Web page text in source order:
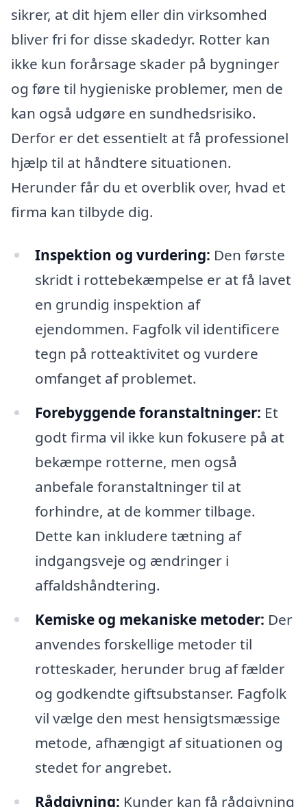
sikrer, at dit hjem eller din virksomhed
bliver fri for disse skadedyr. Rotter kan
ikke kun forårsage skader på bygninger
og føre til hygieniske problemer, men de
kan også udgøre en sundhedsrisiko.
Derfor er det essentielt at få professionel
hjælp til at håndtere situationen.
Herunder får du et overblik over, hvad et
firma kan tilbyde dig.
Inspektion og vurdering: Den første
skridt i rottebekæmpelse er at få lavet
en grundig inspektion af
ejendommen. Fagfolk vil identificere
tegn på rotteaktivitet og vurdere
omfanget af problemet.
Forebyggende foranstaltninger: Et
godt firma vil ikke kun fokusere på at
bekæmpe rotterne, men også
anbefale foranstaltninger til at
forhindre, at de kommer tilbage.
Dette kan inkludere tætning af
indgangsveje og ændringer i
affaldshåndtering.
Kemiske og mekaniske metoder: Der
anvendes forskellige metoder til
rotteskader, herunder brug af fælder
og godkendte giftsubstanser. Fagfolk
vil vælge den mest hensigtsmæssige
metode, afhængigt af situationen og
stedet for angrebet.
Rådgivning: Kunder kan få rådgivning